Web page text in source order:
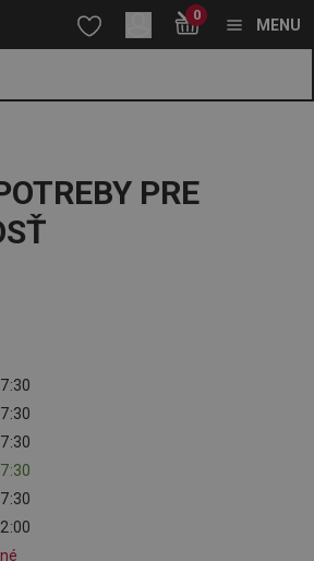
NORMA - POTREBY PRE
na hlavný obsah
na vyhľadávanie
Prejsť na navigáciu 0
MENU
PRE